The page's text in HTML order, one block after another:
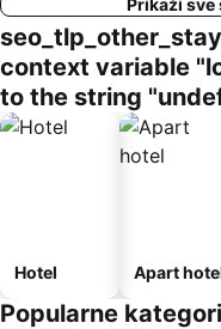
Prikaži sve
context variable
to the string
Hotel Apart
Popularne